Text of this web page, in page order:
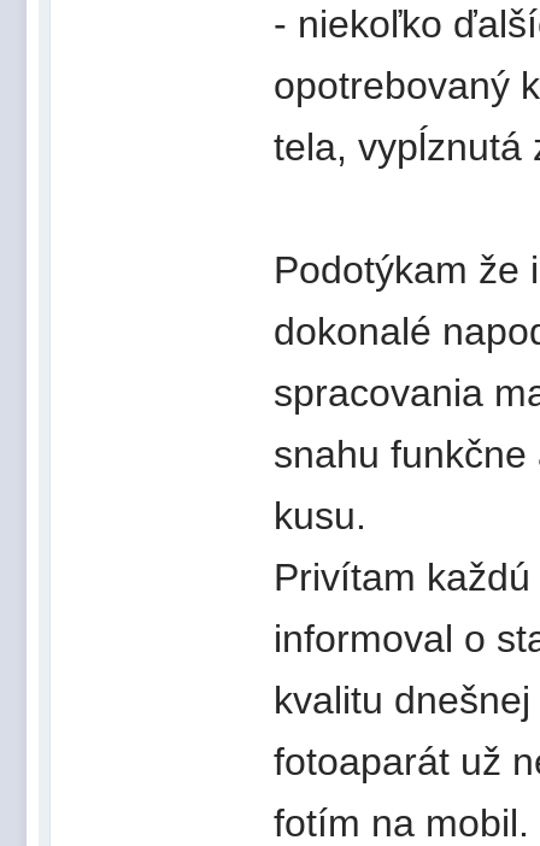
- niekoľko
opotrebovaný
tela, vypĺznutá
Podotýkam že
dokonalé
spracovania
snahu
kusu.
Privítam
informoval o
kvalitu
fotoaparát už
fotím na mobil.